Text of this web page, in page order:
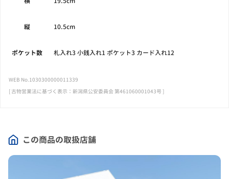
この商品の取扱店舗
縦 10.5cm
ポケット数 札入れ3 小銭入れ1 ポケット3 カード入れ12
WEB No.1030300000011339
[ 古物営業法に基づく表示：新潟県公安委員会 第461060001043号 ]